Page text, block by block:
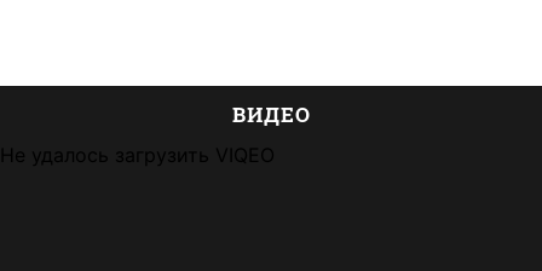
ВИДЕО
Не удалось загрузить VIQEO